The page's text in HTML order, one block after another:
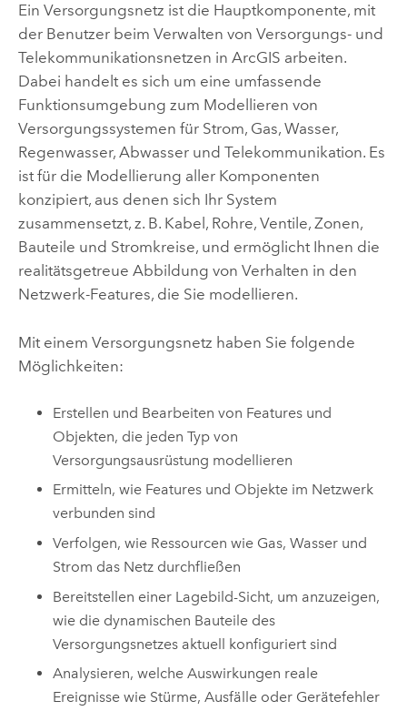
Ein Versorgungsnetz ist die Hauptkomponente, mit
der Benutzer beim Verwalten von Versorgungs- und
Telekommunikationsnetzen in ArcGIS arbeiten.
Dabei handelt es sich um eine umfassende
Funktionsumgebung zum Modellieren von
Versorgungssystemen für Strom, Gas, Wasser,
Regenwasser, Abwasser und Telekommunikation. Es
ist für die Modellierung aller Komponenten
konzipiert, aus denen sich Ihr System
zusammensetzt, z. B. Kabel, Rohre, Ventile, Zonen,
Bauteile und Stromkreise, und ermöglicht Ihnen die
realitätsgetreue Abbildung von Verhalten in den
Netzwerk-Features, die Sie modellieren.
Mit einem Versorgungsnetz haben Sie folgende
Möglichkeiten:
Erstellen und Bearbeiten von Features und
Objekten, die jeden Typ von
Versorgungsausrüstung modellieren
Ermitteln, wie Features und Objekte im Netzwerk
verbunden sind
Verfolgen, wie Ressourcen wie Gas, Wasser und
Strom das Netz durchfließen
Bereitstellen einer Lagebild-Sicht, um anzuzeigen,
wie die dynamischen Bauteile des
Versorgungsnetzes aktuell konfiguriert sind
Analysieren, welche Auswirkungen reale
Ereignisse wie Stürme, Ausfälle oder Gerätefehler